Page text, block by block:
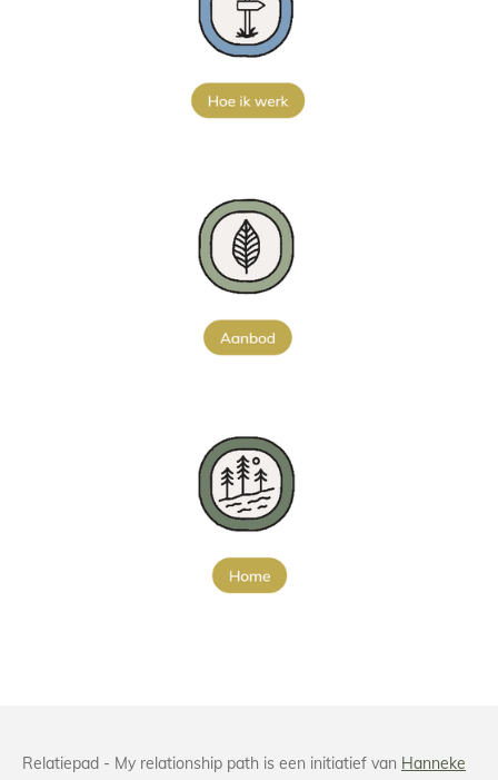
Relatiepad - My relationship path is een initiatief van Hanneke